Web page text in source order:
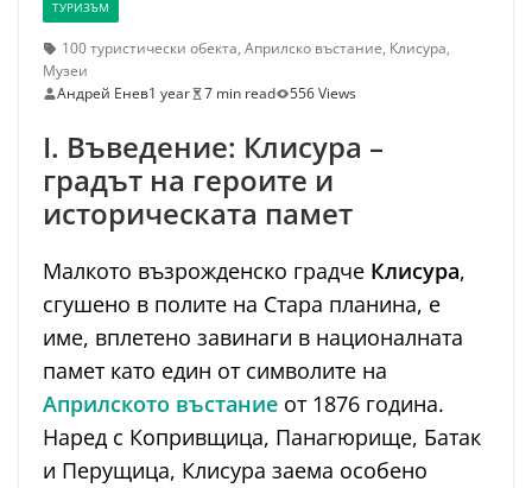
ТУРИЗЪМ
100 туристически обекта, Априлско въстание, Клисура,
Музеи
Андрей Енев1 year 7 min read 556 Views
I. Въведение: Клисура –
градът на героите и
историческата памет
Малкото възрожденско градче Клисура,
сгушено в полите на Стара планина, е
име, вплетено завинаги в националната
памет като един от символите на
Априлското въстание от 1876 година.
Наред с Копривщица, Панагюрище, Батак
и Перущица, Клисура заема особено